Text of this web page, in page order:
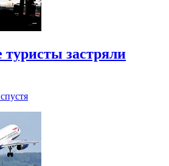
туристы застряли